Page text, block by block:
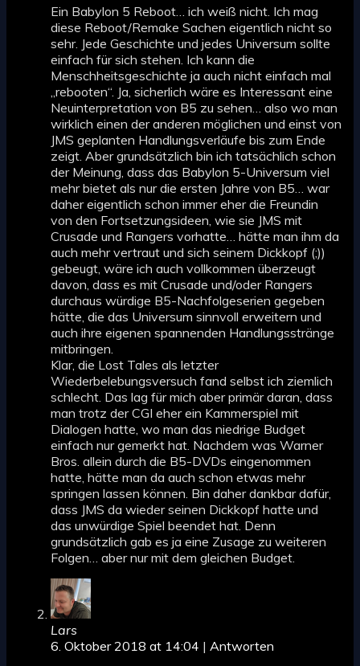
Ein Babylon 5 Reboot… ich weiß nicht. Ich mag
diese Reboot/Remake Sachen eigentlich nicht so
sehr. Jede Geschichte und jedes Universum sollte
einfach für sich stehen. Ich kann die
Menschheitsgeschichte ja auch nicht einfach mal
„rebooten“. Ja, sicherlich wäre es Interessant eine
Neuinterpretation von B5 zu sehen… also wo man
wirklich einen der anderen möglichen und einst von
JMS geplanten Handlungsverläufe bis zum Ende
zeigt. Aber grundsätzlich bin ich tatsächlich schon
der Meinung, dass das Babylon 5-Universum viel
mehr bietet als nur die ersten Jahre von B5… war
daher eigentlich schon immer eher die Freundin
von den Fortsetzungsideen, wie sie JMS mit
Crusade und Rangers vorhatte… hätte man ihm da
auch mehr vertraut und sich seinem Dickkopf (;))
gebeugt, wäre ich auch vollkommen überzeugt
davon, dass es mit Crusade und/oder Rangers
durchaus würdige B5-Nachfolgeserien gegeben
hätte, die das Universum sinnvoll erweitern und
auch ihre eigenen spannenden Handlungsstränge
mitbringen.
Klar, die Lost Tales als letzter
Wiederbelebungsversuch fand selbst ich ziemlich
schlecht. Das lag für mich aber primär daran, dass
man trotz der CGI eher ein Kammerspiel mit
Dialogen hatte, wo man das niedrige Budget
einfach nur gemerkt hat. Nachdem was Warner
Bros. allein durch die B5-DVDs eingenommen
hatte, hätte man da auch schon etwas mehr
springen lassen können. Bin daher dankbar dafür,
dass JMS da wieder seinen Dickkopf hatte und
das unwürdige Spiel beendet hat. Denn
grundsätzlich gab es ja eine Zusage zu weiteren
Folgen… aber nur mit dem gleichen Budget.
Lars
6. Oktober 2018 at 14:04 | Antworten